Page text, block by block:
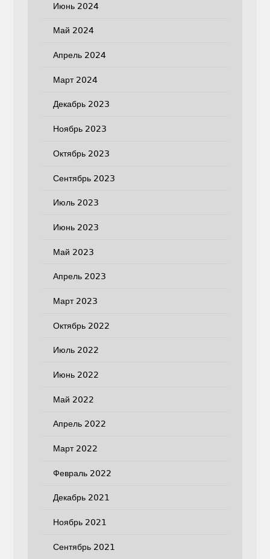
Июнь 2024
Май 2024
Апрель 2024
Март 2024
Декабрь 2023
Ноябрь 2023
Октябрь 2023
Сентябрь 2023
Июль 2023
Июнь 2023
Май 2023
Апрель 2023
Март 2023
Октябрь 2022
Июль 2022
Июнь 2022
Май 2022
Апрель 2022
Март 2022
Февраль 2022
Декабрь 2021
Ноябрь 2021
Сентябрь 2021